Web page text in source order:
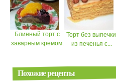
Блинный торт с
заварным кремом.
Торт без выпечки,
из печенья с...
Похожие рецепты